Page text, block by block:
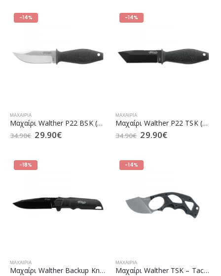
-14%
ΜΑΧΑΊΡΙΑ
Μαχαίρι Walther P22 BSK (5.0879)
34.90€ 29.90€
-14%
ΜΑΧΑΊΡΙΑ
Μαχαίρι Walther P22 TSK (5.0878)
34.90€ 29.90€
-18%
ΜΑΧΑΊΡΙΑ
Mαχαίρι Walther Backup Knife Black (5.0720)
-14%
ΜΑΧΑΊΡΙΑ
Μαχαίρι Walther TSK – Tactical Skinner Knife (5.0823)